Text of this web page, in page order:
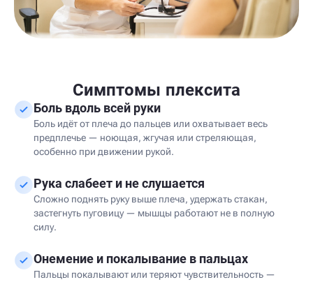
Симптомы плексита
Боль вдоль всей руки
Боль идёт от плеча до пальцев или охватывает весь
предплечье — ноющая, жгучая или стреляющая,
особенно при движении рукой.
Рука слабеет и не слушается
Сложно поднять руку выше плеча, удержать стакан,
застегнуть пуговицу — мышцы работают не в полную
силу.
Онемение и покалывание в пальцах
Пальцы покалывают или теряют чувствительность —